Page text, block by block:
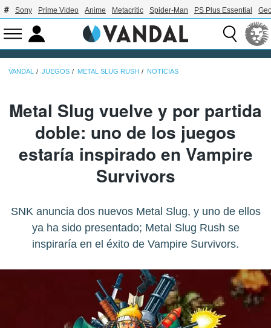
Sony Prime Video Anime Metacritic Spider-Man PS Plus Essential
VANDAL JUEGOS METAL SLUG RUSH NOTICIAS
Metal Slug vuelve y por partida
doble: uno de los juegos
estaría inspirado en Vampire
Survivors
SNK anuncia dos nuevos Metal Slug, y uno de ellos
ya ha sido presentado; Metal Slug Rush se
inspiraría en el éxito de Vampire Survivors.